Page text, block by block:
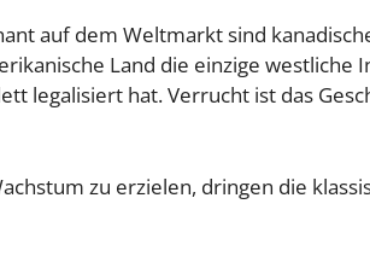
auf dem Weltmarkt sind
Land die einzige westliche
legalisiert hat. Verrucht ist das
zu erzielen, dringen die